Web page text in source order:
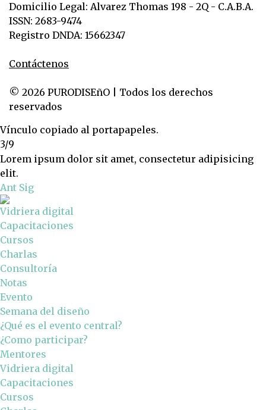
Domicilio Legal: Alvarez Thomas 198 - 2Q - C.A.B.A.
ISSN: 2683-9474
Registro DNDA: 15662347
Contáctenos
© 2026 PURODISEñO | Todos los derechos
reservados
Vínculo copiado al portapapeles.
3/9
Lorem ipsum dolor sit amet, consectetur adipisicing
elit.
Ant Sig
Vidriera digital
Capacitaciones
Cursos
Charlas
Consultoría
Notas
Evento
Semana del diseño
¿Qué es el evento central?
¿Como participar?
Mentores
Vidriera digital
Capacitaciones
Cursos